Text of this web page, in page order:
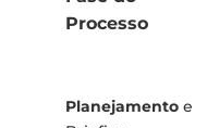
Processo
Planejamento e